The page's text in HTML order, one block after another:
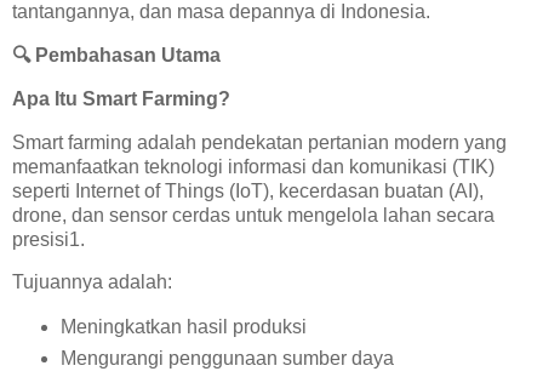
tantangannya, dan masa depannya di Indonesia.
🔍Pembahasan Utama
Apa Itu Smart Farming?
Smart farming adalah pendekatan pertanian modern yang
memanfaatkan teknologi informasi dan komunikasi (TIK)
seperti Internet of Things (IoT), kecerdasan buatan (AI),
drone, dan sensor cerdas untuk mengelola lahan secara
presisi1.
Tujuannya adalah:
Meningkatkan hasil produksi
Mengurangi penggunaan sumber daya